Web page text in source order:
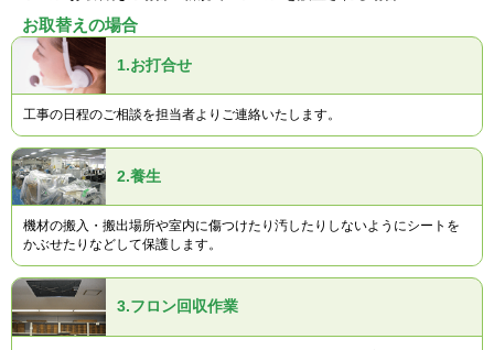
お取替えの場合
1.お打合せ
工事の日程のご相談を担当者よりご連絡いたします。
2.養生
機材の搬入・搬出場所や室内に傷つけたり汚したりしないようにシートを
かぶせたりなどして保護します。
3.フロン回収作業